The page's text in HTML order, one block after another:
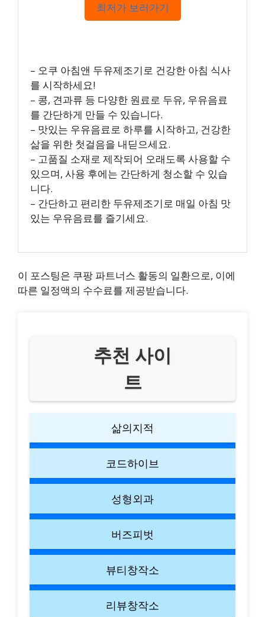
최저가 보러가기
– 오쿠 아침앤 두유제조기로 건강한 아침 식사
를 시작하세요!
– 콩, 견과류 등 다양한 원료로 두유, 우유음료
를 간단하게 만들 수 있습니다.
– 맛있는 우유음료로 하루를 시작하고, 건강한
삶을 위한 첫걸음을 내딛으세요.
– 고품질 소재로 제작되어 오래도록 사용할 수
있으며, 사용 후에는 간단하게 청소할 수 있습
니다.
– 간단하고 편리한 두유제조기로 매일 아침 맛
있는 우유음료를 즐기세요.
이 포스팅은 쿠팡 파트너스 활동의 일환으로, 이에
따른 일정액의 수수료를 제공받습니다.
추천 사이
트
삶의지적
코드하이브
성형외과
버즈피벗
뷰티창작소
리뷰창작소